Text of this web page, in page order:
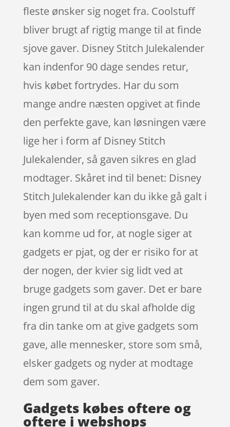
fleste ønsker sig noget fra. Coolstuff
bliver brugt af rigtig mange til at finde
sjove gaver. Disney Stitch Julekalender
kan indenfor 90 dage sendes retur,
hvis købet fortrydes. Har du som
mange andre næsten opgivet at finde
den perfekte gave, kan løsningen være
lige her i form af Disney Stitch
Julekalender, så gaven sikres en glad
modtager. Skåret ind til benet: Disney
Stitch Julekalender kan du ikke gå galt i
byen med som receptionsgave. Du
kan komme ud for, at nogle siger at
gadgets er pjat, og der er risiko for at
der nogen, der kvier sig lidt ved at
bruge gadgets som gaver. Det er bare
ingen grund til at du skal afholde dig
fra din tanke om at give gadgets som
gave, alle mennesker, store som små,
elsker gadgets og nyder at modtage
dem som gaver.
Gadgets købes oftere og
oftere i webshops